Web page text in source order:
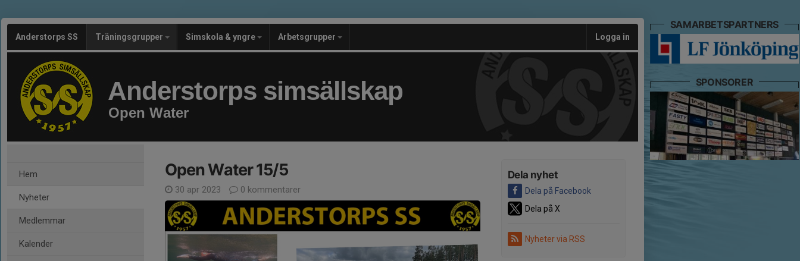
Anderstorps SS Träningsgrupper Simskola & yngre Arbetsgrupper Logga in
Anderstorps simsällskap
Open Water
Hem
Nyheter
Medlemmar
Kalender
Dela nyhet
Dela på Facebook
Dela på X
Nyheter via RSS
Open Water 15/5
30 apr 2023 0 kommentarer
SAMARBETSPARTNERS
SPONSORER